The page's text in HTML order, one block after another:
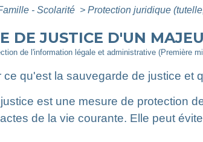
- Scolarité > Protection juridique
DE JUSTICE D'UN
de l'information légale et administrative (Première
qu'est la sauvegarde de justice et
est une mesure de protection
de la vie courante. Elle peut